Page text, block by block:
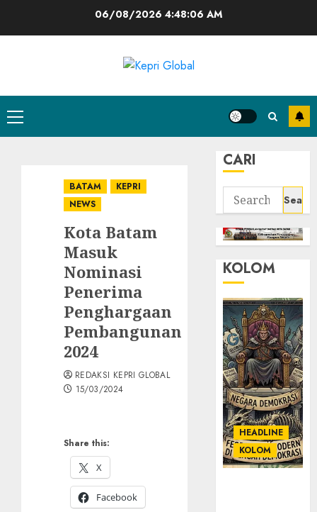
06/08/20264:48:07 AM
Primary
Menu
BATAM
KEPRI
NEWS
Kota Batam
Masuk
Nominasi
Penerima
Penghargaan
Pembangunan
2024
Share this:
X
Facebook
REDAKSI KEPRI GLOBAL
15/03/2024
CARI
Search
for:
KOLOM
HEADLINE
KOLOM